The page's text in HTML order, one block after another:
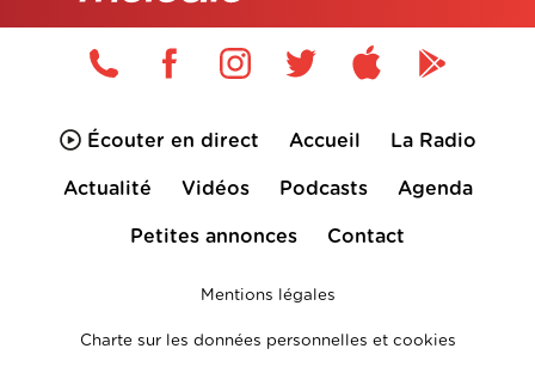
Écouter en direct Accueil La Radio
Actualité Vidéos Podcasts Agenda
Petites annonces Contact
Mentions légales
Charte sur les données personnelles et cookies